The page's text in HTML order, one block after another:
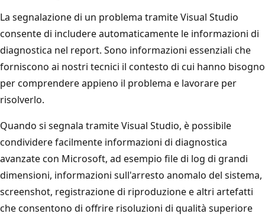
La segnalazione di un problema tramite Visual Studio
consente di includere automaticamente le informazioni di
diagnostica nel report. Sono informazioni essenziali che
forniscono ai nostri tecnici il contesto di cui hanno bisogno
per comprendere appieno il problema e lavorare per
risolverlo.
Quando si segnala tramite Visual Studio, è possibile
condividere facilmente informazioni di diagnostica
avanzate con Microsoft, ad esempio file di log di grandi
dimensioni, informazioni sull'arresto anomalo del sistema,
screenshot, registrazione di riproduzione e altri artefatti
che consentono di offrire risoluzioni di qualità superiore